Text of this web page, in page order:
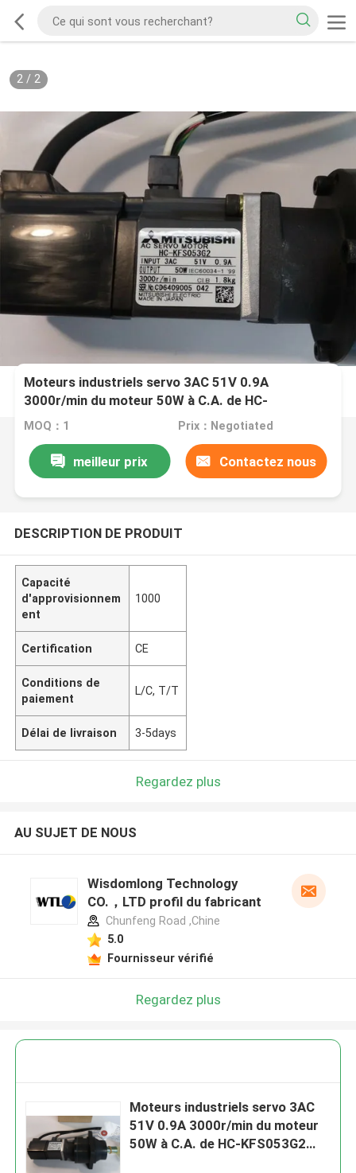
2/ 2
Moteurs industriels servo 3AC 51V 0.9A
3000r/min du moteur 50W à C.A. de HC-
KFS053G2 Mitsubishi
MOQ：1 Prix：Negotiated
meilleur prix Contactez nous
DESCRIPTION DE PRODUIT
Capacité
d'approvisionnem
ent
1000
Certification CE
Conditions de
paiement
L/C, T/T
Délai de livraison 3-5days
Regardez plus
AU SUJET DE NOUS
Wisdomlong Technology
CO.，LTD profil du fabricant
Chunfeng Road ,Chine
5.0
Fournisseur vérifié
Regardez plus
Moteurs industriels servo 3AC
51V 0.9A 3000r/min du moteur
50W à C.A. de HC-KFS053G2